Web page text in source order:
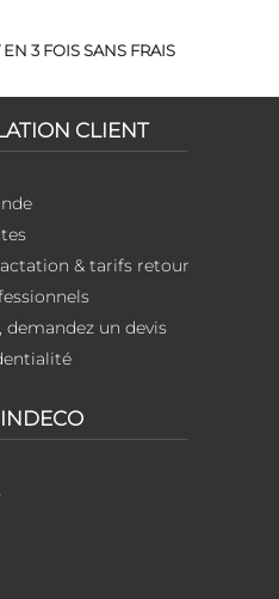
3 FOIS SANS FRAIS
CLIENT
& tarifs retour
demandez un devis